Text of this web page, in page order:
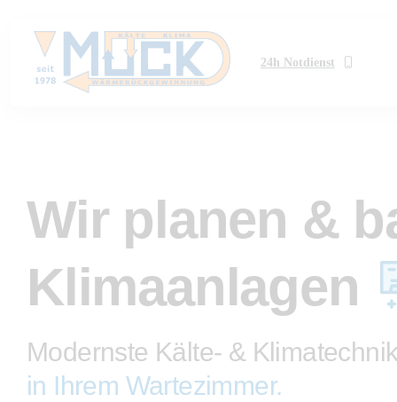
24h Notdienst
Wir planen &
Klimaanlagen
Modernste Kälte- & Klimatechnik
in Ihrem Wartezimmer.
in Serverräumen.